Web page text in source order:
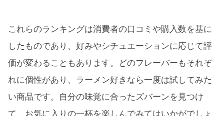
これらのランキングは消費者の口コミや購入数を基に
したものであり、好みやシチュエーションに応じて評
価が変わることもあります。どのフレーバーもそれぞ
れに個性があり、ラーメン好きなら一度は試してみた
い商品です。自分の味覚に合ったズバーンを見つけ
て、お気に入りの一杯を楽しんでみてはいかがでしょ